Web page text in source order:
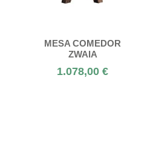
MESA COMEDOR
ZWAIA
1.078,00 €